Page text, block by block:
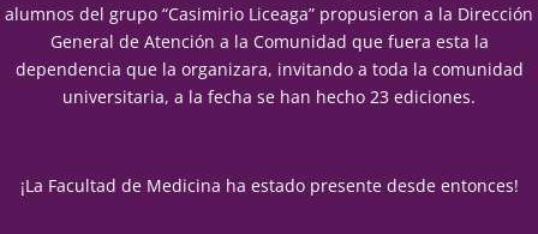
alumnos del grupo “Casimirio Liceaga” propusieron a la Dirección
General de Atención a la Comunidad que fuera esta la
dependencia que la organizara, invitando a toda la comunidad
universitaria, a la fecha se han hecho 23 ediciones.
¡La Facultad de Medicina ha estado presente desde entonces!